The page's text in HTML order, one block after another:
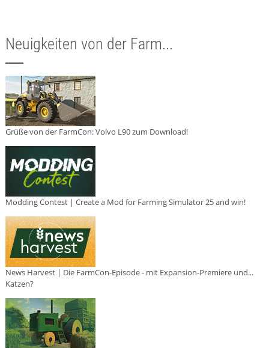
Neuigkeiten von der Farm...
Grüße von der FarmCon: Volvo L90 zum Download!
Modding Contest | Create a Mod for Farming Simulator 25 and win!
News Harvest | Die FarmCon-Episode - mit Expansion-Premiere und...
Katzen?